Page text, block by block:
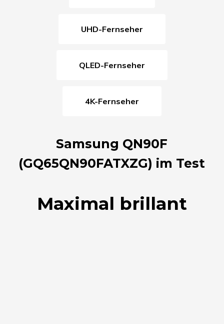
UHD-Fernseher
QLED-Fernseher
4K-Fernseher
Samsung QN90F
(GQ65QN90FATXZG) im Test
Maximal brillant